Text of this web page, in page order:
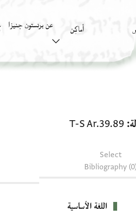
أَماكِن عن برنستون جنيزا
T-S Ar.39.89
Select
Bibliography
اللغة الأساسية